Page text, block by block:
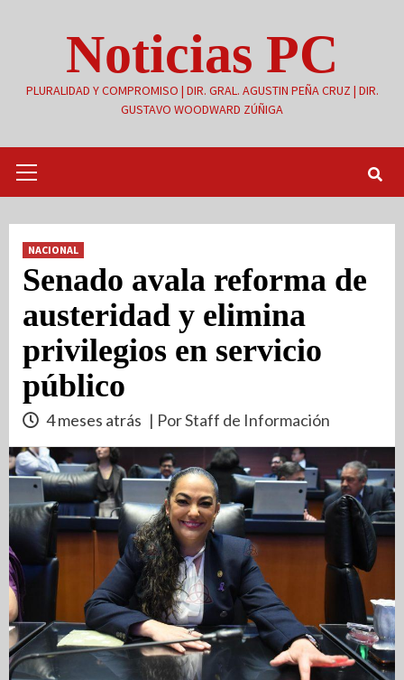
Noticias PC
PLURALIDAD Y COMPROMISO | DIR. GRAL. AGUSTIN PEÑA CRUZ | DIR.
GUSTAVO WOODWARD ZÚÑIGA
primario
NACIONAL
Senado avala reforma de
austeridad y elimina
privilegios en servicio
público
4 meses atrás | Por Staff de Información